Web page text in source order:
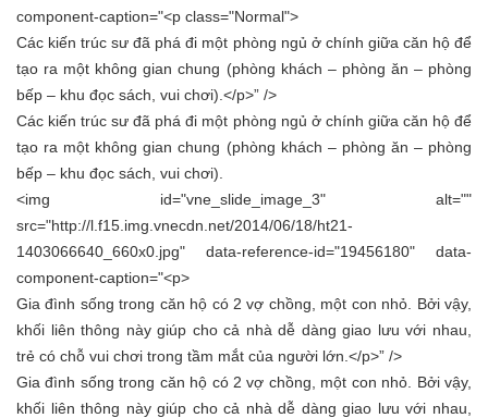
component-caption="<p class="Normal">
Các kiến trúc sư đã phá đi một phòng ngủ ở chính giữa căn hộ để
tạo ra một không gian chung (phòng khách – phòng ăn – phòng
bếp – khu đọc sách, vui chơi).</p>” />
Các kiến trúc sư đã phá đi một phòng ngủ ở chính giữa căn hộ để
tạo ra một không gian chung (phòng khách – phòng ăn – phòng
bếp – khu đọc sách, vui chơi).
<img id="vne_slide_image_3" alt=""
src="http://l.f15.img.vnecdn.net/2014/06/18/ht21-
1403066640_660x0.jpg" data-reference-id="19456180" data-
component-caption="<p>
Gia đình sống trong căn hộ có 2 vợ chồng, một con nhỏ. Bởi vậy,
khối liên thông này giúp cho cả nhà dễ dàng giao lưu với nhau,
trẻ có chỗ vui chơi trong tầm mắt của người lớn.</p>” />
Gia đình sống trong căn hộ có 2 vợ chồng, một con nhỏ. Bởi vậy,
khối liên thông này giúp cho cả nhà dễ dàng giao lưu với nhau,